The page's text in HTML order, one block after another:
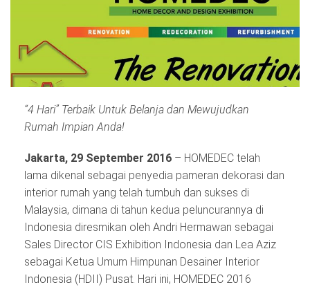
“4 Hari” Terbaik Untuk Belanja dan Mewujudkan
Rumah Impian Anda!
Jakarta, 29 September 2016 – HOMEDEC telah
lama dikenal sebagai penyedia pameran dekorasi dan
interior rumah yang telah tumbuh dan sukses di
Malaysia, dimana di tahun kedua peluncurannya di
Indonesia diresmikan oleh Andri Hermawan sebagai
Sales Director CIS Exhibition Indonesia dan Lea Aziz
sebagai Ketua Umum Himpunan Desainer Interior
Indonesia (HDII) Pusat. Hari ini, HOMEDEC 2016